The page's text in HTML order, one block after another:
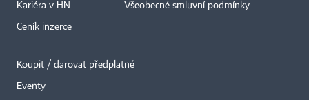
Kariéra v HN
Ceník inzerce
Všeobecné smluvní podmínky
Koupit / darovat předplatné
Eventy